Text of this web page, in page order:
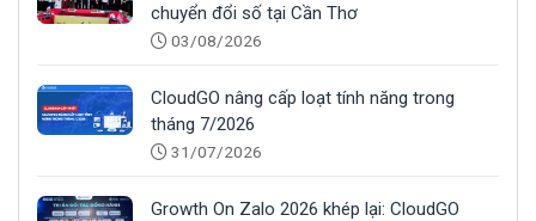
chuyển đổi số tại Cần Thơ
03/08/2026
CloudGO nâng cấp loạt tính năng trong
tháng 7/2026
31/07/2026
Growth On Zalo 2026 khép lại: CloudGO